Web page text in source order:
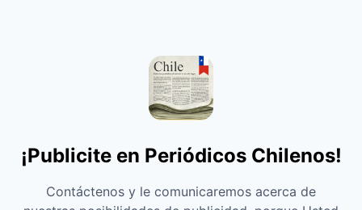
¡Publicite en Periódicos Chilenos!
Contáctenos y le comunicaremos acerca de